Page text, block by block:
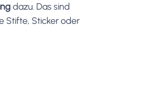
dazu. Das sind
Stifte, Sticker oder